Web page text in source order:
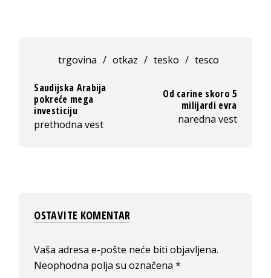
trgovina / otkaz / tesko / tesco
Saudijska Arabija
pokreće mega
investiciju
prethodna vest
Od carine skoro 5
milijardi evra
naredna vest
OSTAVITE KOMENTAR
Vaša adresa e-pošte neće biti objavljena.
Neophodna polja su označena*